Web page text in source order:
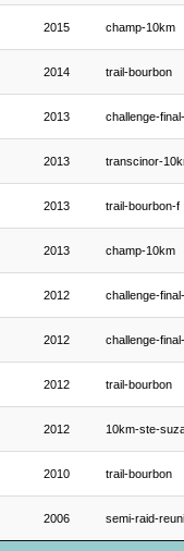
2015 champ-10km
2014 trail-bourbon
2013 challenge-
2013 transcinor-
2013 trail-bourbon-f
2013 champ-10km
2012 challenge-
2012 challenge-
2012 trail-bourbon
2012 10km-ste-
2010 trail-bourbon
2006 semi-raid-